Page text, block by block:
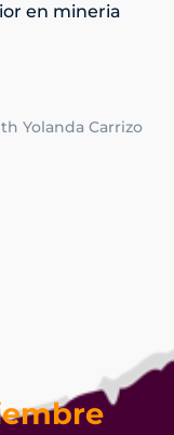
en mineria
Yolanda Carrizo